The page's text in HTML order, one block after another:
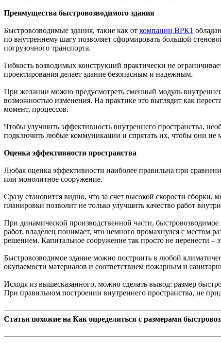
Преимущества быстровозводимого здания
Быстровозводимые здания, такие как от компании ВРК1
по внутреннему шагу позволяет сформировать большой
погрузочного транспорта.
Гибкость возводимых конструкций практически не
проектирования делает здание безопасным и надежным.
При желании можно предусмотреть сменный модуль
возможностью изменения. На практике это выглядит как
момент, процессов.
Чтобы улучшить эффективность внутреннего пространства,
подключить любые коммуникации и спрятать их, чтобы они не
Оценка эффективности пространства
Любая оценка эффективности наиболее правильна при
или монолитное сооружение.
Сразу становится видно, что за счет высокой скорости
планировки позволит не только улучшить качество работ
При динамической производственной части, быстровозводимое
работ, владелец понимает, что немного промахнулся с местом
решением. Капитальное сооружение так просто не перенести –
Быстровозводимое здание можно построить в любой
окупаемости материалов и соответствием пожарным и
Исходя из вышесказанного, можно сделать вывод: размер
При правильном построении внутреннего пространства, не
Статьи похожие на Как определиться с размерами